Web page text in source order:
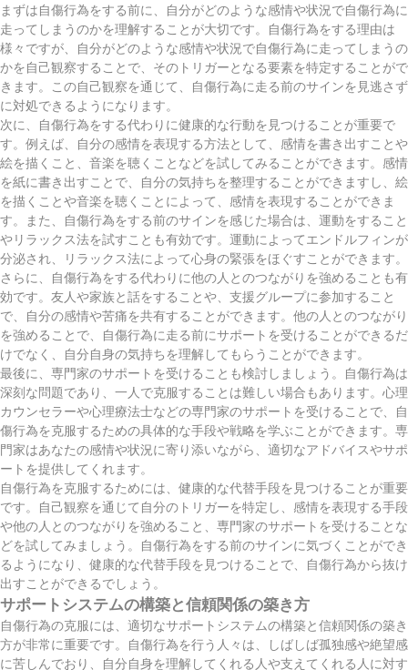
まずは自傷行為をする前に、自分がどのような感情や状況で自傷行為に
走ってしまうのかを理解することが大切です。自傷行為をする理由は
様々ですが、自分がどのような感情や状況で自傷行為に走ってしまうの
かを自己観察することで、そのトリガーとなる要素を特定することがで
きます。この自己観察を通じて、自傷行為に走る前のサインを見逃さず
に対処できるようになります。
次に、自傷行為をする代わりに健康的な行動を見つけることが重要で
す。例えば、自分の感情を表現する方法として、感情を書き出すことや
絵を描くこと、音楽を聴くことなどを試してみることができます。感情
を紙に書き出すことで、自分の気持ちを整理することができますし、絵
を描くことや音楽を聴くことによって、感情を表現することができま
す。また、自傷行為をする前のサインを感じた場合は、運動をすること
やリラックス法を試すことも有効です。運動によってエンドルフィンが
分泌され、リラックス法によって心身の緊張をほぐすことができます。
さらに、自傷行為をする代わりに他の人とのつながりを強めることも有
効です。友人や家族と話をすることや、支援グループに参加すること
で、自分の感情や苦痛を共有することができます。他の人とのつながり
を強めることで、自傷行為に走る前にサポートを受けることができるだ
けでなく、自分自身の気持ちを理解してもらうことができます。
最後に、専門家のサポートを受けることも検討しましょう。自傷行為は
深刻な問題であり、一人で克服することは難しい場合もあります。心理
カウンセラーや心理療法士などの専門家のサポートを受けることで、自
傷行為を克服するための具体的な手段や戦略を学ぶことができます。専
門家はあなたの感情や状況に寄り添いながら、適切なアドバイスやサポ
ートを提供してくれます。
自傷行為を克服するためには、健康的な代替手段を見つけることが重要
です。自己観察を通じて自分のトリガーを特定し、感情を表現する手段
や他の人とのつながりを強めること、専門家のサポートを受けることな
どを試してみましょう。自傷行為をする前のサインに気づくことができ
るようになり、健康的な代替手段を見つけることで、自傷行為から抜け
出すことができるでしょう。
サポートシステムの構築と信頼関係の築き方
自傷行為の克服には、適切なサポートシステムの構築と信頼関係の築き
方が非常に重要です。自傷行為を行う人々は、しばしば孤独感や絶望感
に苦しんでおり、自分自身を理解してくれる人や支えてくれる人に対す